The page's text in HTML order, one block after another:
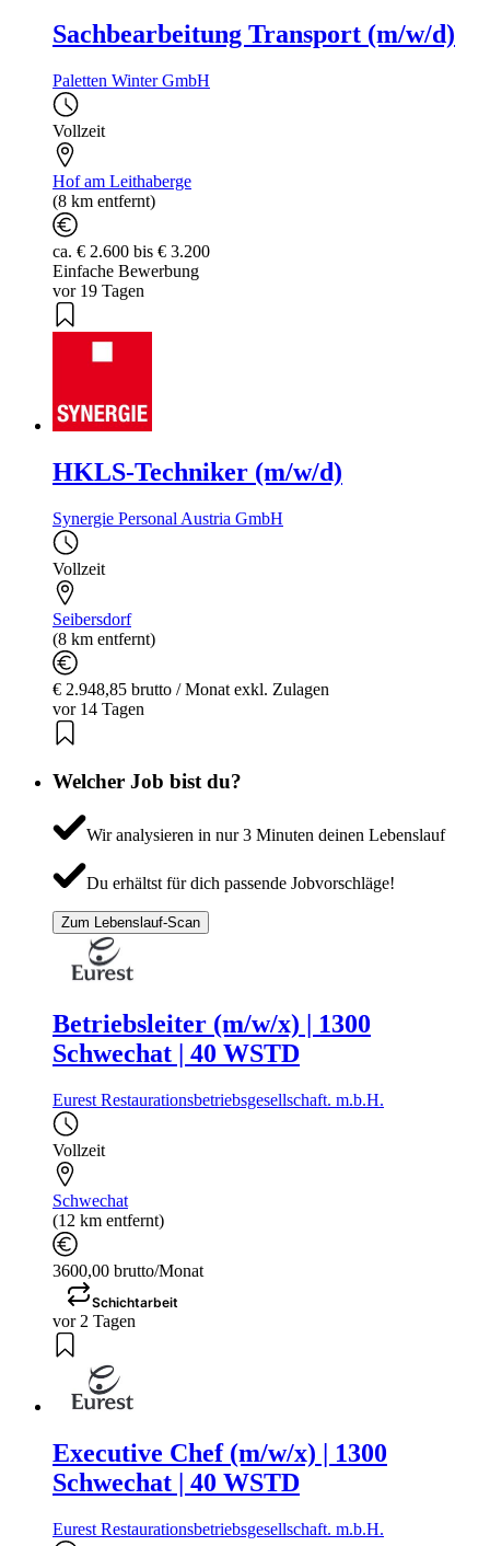
Sachbearbeitung Transport (m/w/d)
Paletten Winter GmbH
Vollzeit
Hof am Leithaberge
(8 km entfernt)
ca. € 2.600 bis € 3.200
Einfache Bewerbung
vor 19 Tagen
HKLS-Techniker (m/w/d)
Synergie Personal Austria GmbH
Vollzeit
Seibersdorf
(8 km entfernt)
€ 2.948,85 brutto / Monat exkl. Zulagen
vor 14 Tagen
Welcher Job bist du?
Wir analysieren in nur 3 Minuten deinen Lebenslauf
Du erhältst für dich passende Jobvorschläge!
Zum Lebenslauf-Scan
Betriebsleiter (m/w/x) | 1300
Schwechat | 40 WSTD
Eurest Restaurationsbetriebsgesellschaft. m.b.H.
Vollzeit
Schwechat
(12 km entfernt)
3600,00 brutto/Monat
Schichtarbeit
vor 2 Tagen
Executive Chef (m/w/x) | 1300
Schwechat | 40 WSTD
Eurest Restaurationsbetriebsgesellschaft. m.b.H.